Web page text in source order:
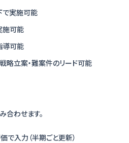
で実施可能
施可能
導可能
戦略立案・難案件のリード可能
合わせます。
で入力（半期ごと更新）